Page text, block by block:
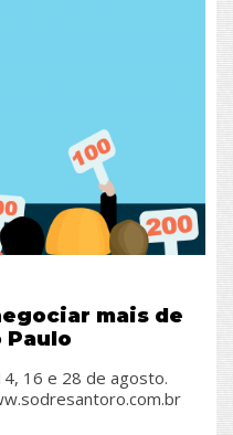
mais de
Paulo
16 e 28 de agosto.